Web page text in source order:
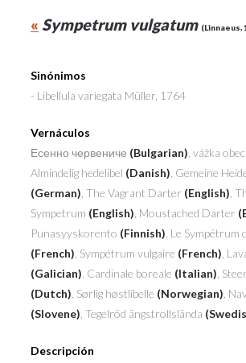
« Sympetrum vulgatum (Linnaeus,
Sinónimos
- Libellula variegata Müller, 1764
Vernáculos
Есенно червениче (Bulgarian) , vážka
Almindelig hedelibel (Danish) , Gemeine
(German) , The Vagrant Darter (English) ,
Sympetrum (English) , Moustached Darter
Punasyyskorento (Finnish) , Le Sympétrum
(French) , Sympétrum vulgaire (French) ,
(Galician) , Cardinale boreale (Italian) ,
(Dutch) , Sørlig høstlibelle (Norwegian) ,
(Slovene) , Tegelröd ängstrollslända
Descripción